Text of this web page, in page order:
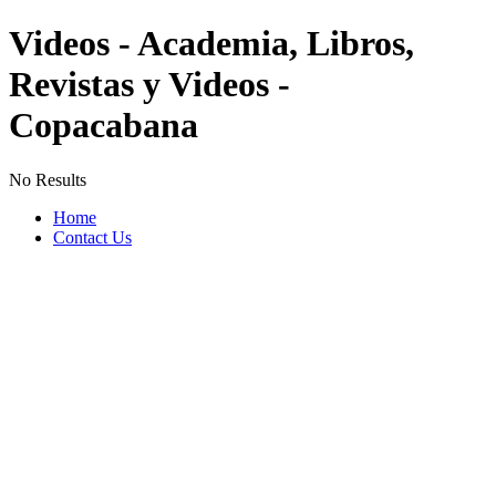
Videos - Academia, Libros,
Revistas y Videos -
Copacabana
No Results
Home
Contact Us